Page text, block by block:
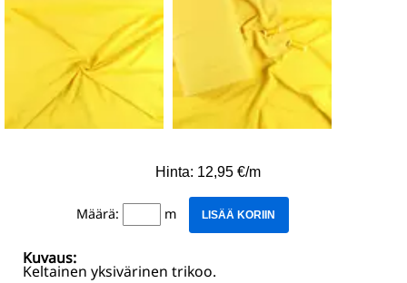
Hinta: 12,95 €/m
Määrä: m LISÄÄ KORIIN
Kuvaus:
Keltainen yksivärinen trikoo.